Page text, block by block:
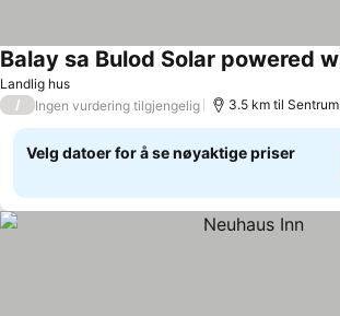
Landlig hus
/ Ingen vurdering tilgjengelig 3.5 km til Sentrum
Velg datoer for å se nøyaktige priser